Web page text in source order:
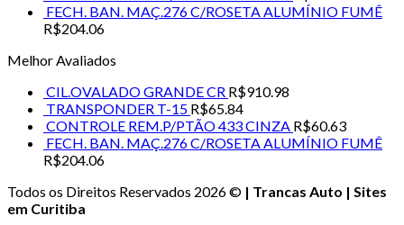
FECH. BAN. MAÇ.276 C/ROSETA ALUMÍNIO FUMÊ
R$204.06
Melhor Avaliados
CIL.OVALADO GRANDE CR R$910.98
TRANSPONDER T-15 R$65.84
CONTROLE REM.P/PTÃO 433 CINZA R$60.63
FECH. BAN. MAÇ.276 C/ROSETA ALUMÍNIO FUMÊ
R$204.06
Todos os Direitos Reservados 2026 © | Trancas Auto | Sites
em Curitiba